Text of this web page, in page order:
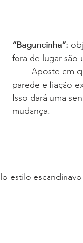
“Baguncinha”:
fora de lugar são
parede e fiação
Isso dará uma
mudança.
estilo